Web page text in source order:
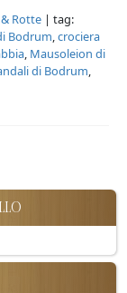
Rotte | tag:
Bodrum,crociera
, Mausoleion di
di Bodrum,